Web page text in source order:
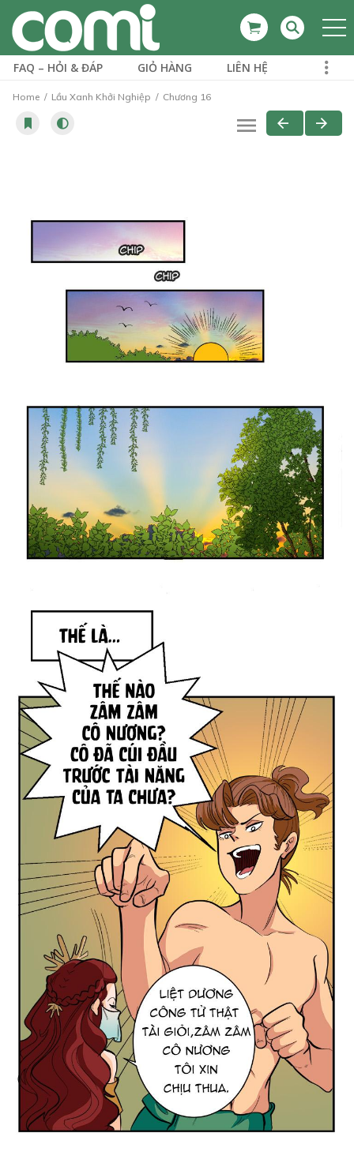
FAQ – HỎI & ĐÁP GIỎ HÀNG LIÊN HỆ
Home Lầu Xanh Khởi Nghiệp Chương 16